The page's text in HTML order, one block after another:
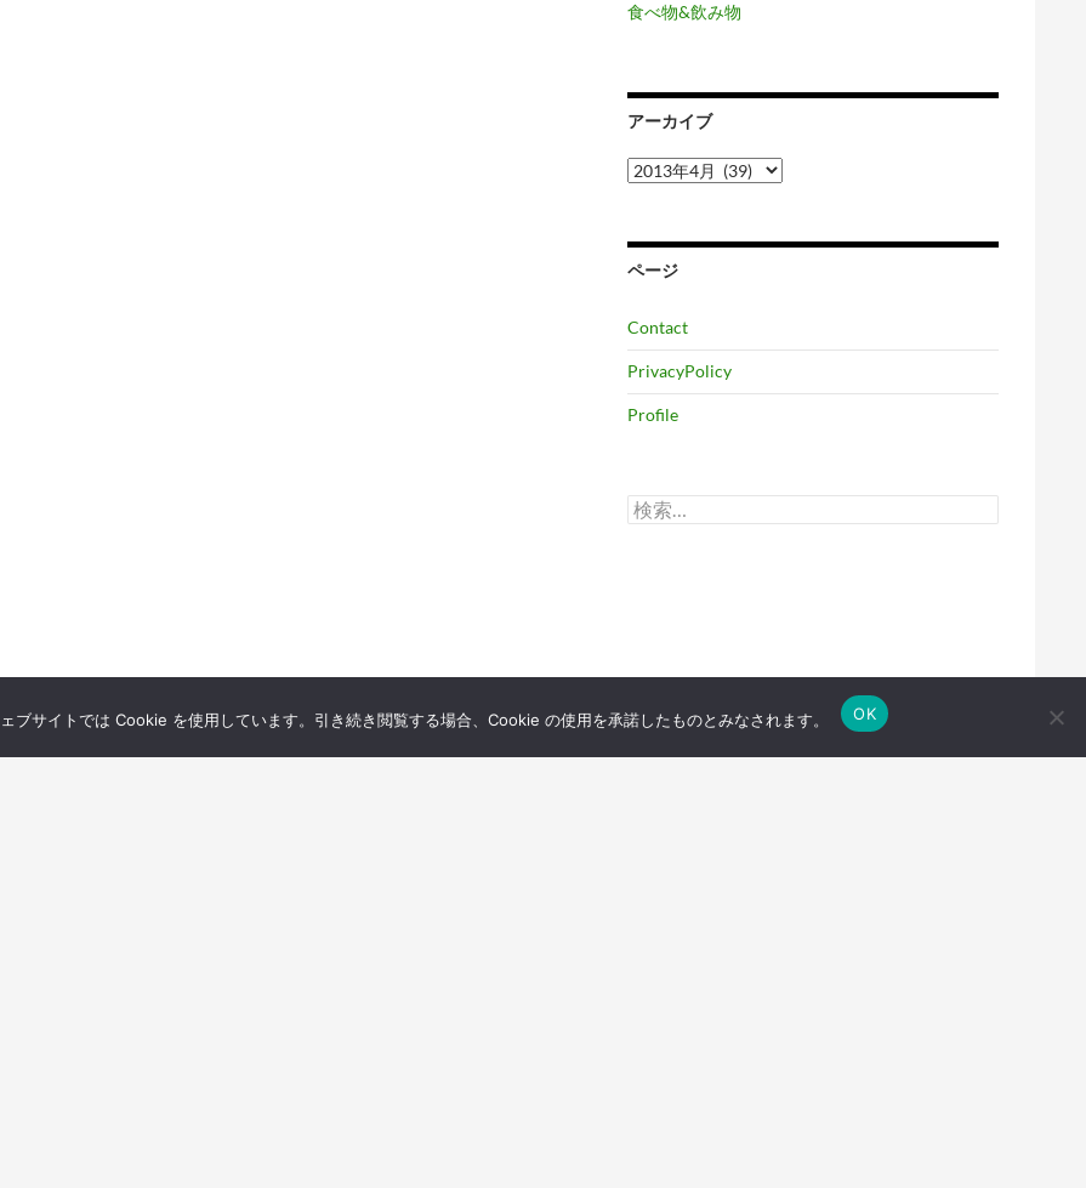
食べ物&飲み物
アーカイブ
ア
ー
ブ
ページ
Contact
PrivacyPolicy
Profile
検
索:
ブサイトでは Cookie を使用しています。引き続き閲覧する場合、Cookie の使用を承諾したものとみなされます。 OK